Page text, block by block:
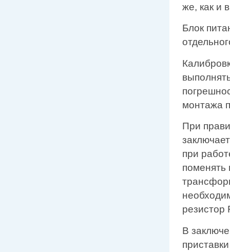
же, как и
Блок
монтажа
При
при
поменять
резистор
В